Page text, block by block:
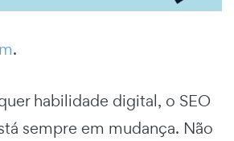
.
habilidade digital, o SEO
sempre em mudança. Não